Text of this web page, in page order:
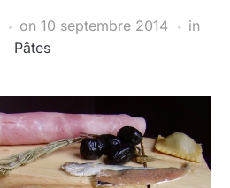
on 10 septembre 2014
in
Pâtes